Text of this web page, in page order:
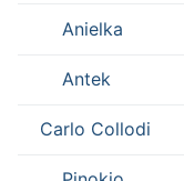
Anielka
Antek
Carlo Collodi